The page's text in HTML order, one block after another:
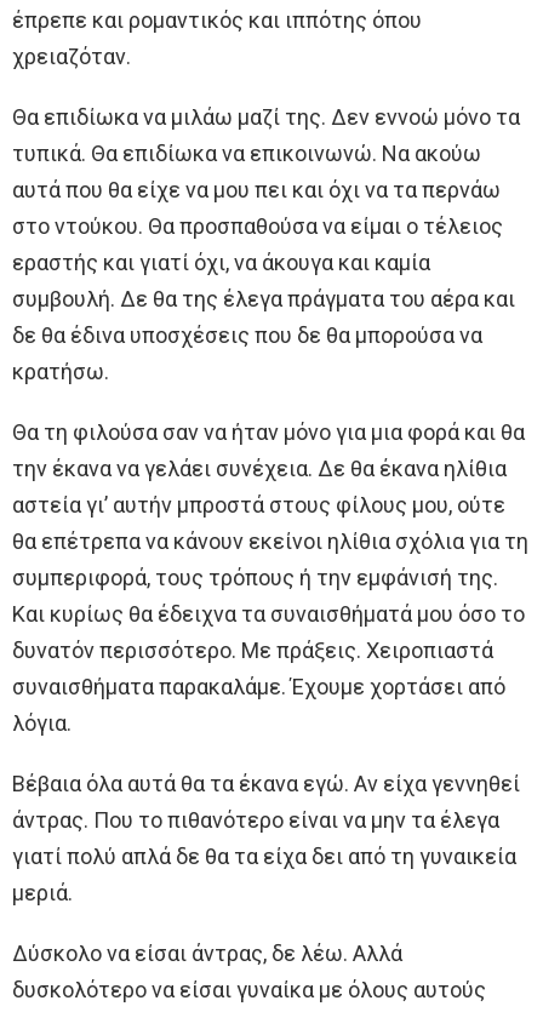
έπρεπε και ρομαντικός και ιππότης όπου
χρειαζόταν.
Θα επιδίωκα να μιλάω μαζί της. Δεν εννοώ μόνο τα
τυπικά. Θα επιδίωκα να επικοινωνώ. Να ακούω
αυτά που θα είχε να μου πει και όχι να τα περνάω
στο ντούκου. Θα προσπαθούσα να είμαι ο τέλειος
εραστής και γιατί όχι, να άκουγα και καμία
συμβουλή. Δε θα της έλεγα πράγματα του αέρα και
δε θα έδινα υποσχέσεις που δε θα μπορούσα να
κρατήσω.
Θα τη φιλούσα σαν να ήταν μόνο για μια φορά και θα
την έκανα να γελάει συνέχεια. Δε θα έκανα ηλίθια
αστεία γι’ αυτήν μπροστά στους φίλους μου, ούτε
θα επέτρεπα να κάνουν εκείνοι ηλίθια σχόλια για τη
συμπεριφορά, τους τρόπους ή την εμφάνισή της.
Και κυρίως θα έδειχνα τα συναισθήματά μου όσο το
δυνατόν περισσότερο. Με πράξεις. Χειροπιαστά
συναισθήματα παρακαλάμε. Έχουμε χορτάσει από
λόγια.
Βέβαια όλα αυτά θα τα έκανα εγώ. Αν είχα γεννηθεί
άντρας. Που το πιθανότερο είναι να μην τα έλεγα
γιατί πολύ απλά δε θα τα είχα δει από τη γυναικεία
μεριά.
Δύσκολο να είσαι άντρας, δε λέω. Αλλά
δυσκολότερο να είσαι γυναίκα με όλους αυτούς